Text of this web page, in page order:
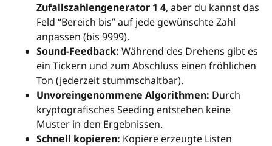
Zufallszahlengenerator 1 4, aber du kannst das
Feld “Bereich bis” auf jede gewünschte Zahl
anpassen (bis 9999).
Sound-Feedback: Während des Drehens gibt es
ein Tickern und zum Abschluss einen fröhlichen
Ton (jederzeit stummschaltbar).
Unvoreingenommene Algorithmen: Durch
kryptografisches Seeding entstehen keine
Muster in den Ergebnissen.
Schnell kopieren: Kopiere erzeugte Listen